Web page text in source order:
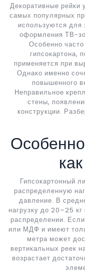
Декоративные рейки
самых популярных
используются для
оформления ТВ-
Особенно
гипсокартона,
применяется при
Однако именно
повышенного
Неправильное
стены,
конструкции.
Гипсокартонный
распределенную
давление. В
нагрузку до 20–25
распределении.
или МДФ и имеют
метра может
вертикальных реек
возрастает